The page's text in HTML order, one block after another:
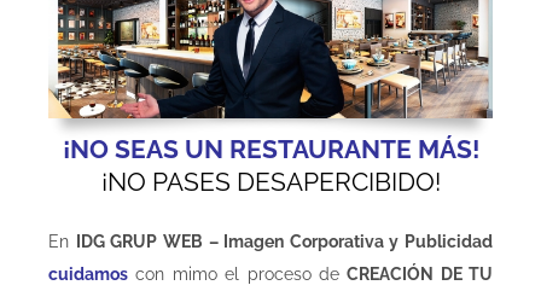
¡NO SEAS UN RESTAURANTE MÁS!
¡NO PASES DESAPERCIBIDO!
En
IDG GRUP WEB – Imagen Corporativa y Publicidad
cuidamos con mimo el proceso deCREACIÓN DE TU